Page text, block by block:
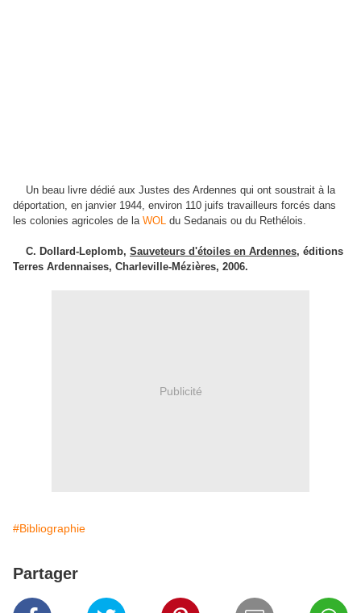
Un beau livre dédié aux Justes des Ardennes qui ont soustrait à la
déportation, en janvier 1944, environ 110 juifs travailleurs forcés dans
les colonies agricoles de la WOL du Sedanais ou du Rethélois.
C. Dollard-Leplomb, Sauveteurs d'étoiles en Ardennes, éditions
Terres Ardennaises, Charleville-Mézières, 2006.
Publicité
#Bibliographie
Partager